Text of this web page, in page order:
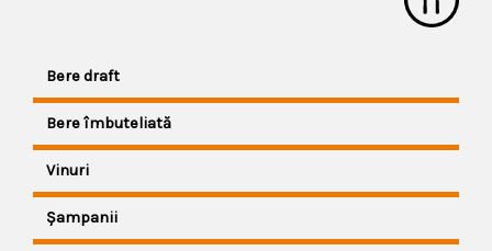
Bere draft
Bere îmbuteliată
Vinuri
Șampanii